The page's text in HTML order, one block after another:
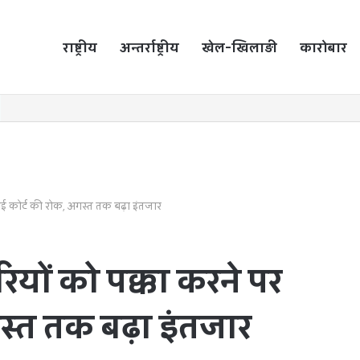
होम
राष्ट्रीय अन्तर्राष्ट्रीय खेल-खिलाड़ी कारोबार
कोर्ट की रोक, अगस्त तक बढ़ा इंतजार
को पक्का करने पर
तक बढ़ा इंतजार